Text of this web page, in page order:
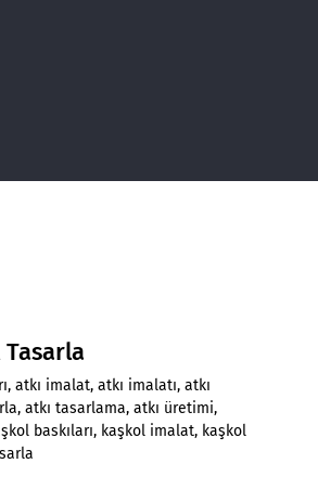
Tasarla
, atkı imalat, atkı imalatı, atkı
, atkı tasarlama, atkı üretimi,
baskıları, kaşkol imalat, kaşkol